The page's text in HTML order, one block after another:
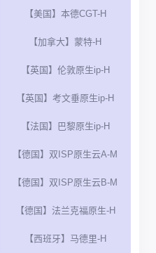
【美国】本德CGT-H
【加拿大】蒙特-H
【英国】伦敦原生ip-H
【英国】考文垂原生ip-H
【法国】巴黎原生ip-H
【德国】双ISP原生云A-M
【德国】双ISP原生云B-M
【德国】法兰克福原生-H
【西班牙】马德里-H